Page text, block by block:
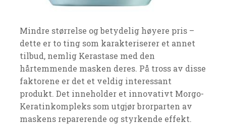
Mindre størrelse og betydelig høyere pris –
dette er to ting som karakteriserer et annet
tilbud, nemlig Kerastase med den
hårtemmende masken deres. På tross av disse
faktorene er det et veldig interessant
produkt. Det inneholder et innovativt Morgo-
Keratinkompleks som utgjør brorparten av
maskens reparerende og styrkende effekt.